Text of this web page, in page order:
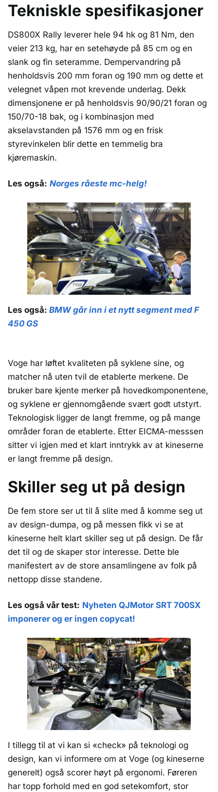
Tekniskle spesifikasjoner
DS800X Rally leverer hele 94 hk og 81 Nm, den
veier 213 kg, har en setehøyde på 85 cm og en
slank og fin seteramme. Dempervandring på
henholdsvis 200 mm foran og 190 mm og dette et
velegnet våpen mot krevende underlag. Dekk
dimensjonene er på henholdsvis 90/90/21 foran og
150/70-18 bak, og i kombinasjon med
akselavstanden på 1576 mm og en frisk
styrevinkelen blir dette en temmelig bra
kjøremaskin.
Les også: Norges råeste mc-helg!
Les også: BMW går inn i et nytt segment med F
450 GS
Voge har løftet kvaliteten på syklene sine, og
matcher nå uten tvil de etablerte merkene. De
bruker bare kjente merker på hovedkomponentene,
og syklene er gjennomgående svært godt utstyrt.
Teknologisk ligger de langt fremme, og på mange
områder foran de etablerte. Etter EICMA-messsen
sitter vi igjen med et klart inntrykk av at kineserne
er langt fremme på design.
Skiller seg ut på design
De fem store ser ut til å slite med å komme seg ut
av design-dumpa, og på messen fikk vi se at
kineserne helt klart skiller seg ut på design. De får
det til og de skaper stor interesse. Dette ble
manifestert av de store ansamlingene av folk på
nettopp disse standene.
Les også vår test: Nyheten QJMotor SRT 700SX
imponerer og er ingen copycat!
I tillegg til at vi kan si «check» på teknologi og
design, kan vi informere om at Voge (og kineserne
generelt) også scorer høyt på ergonomi. Føreren
har topp forhold med en god setekomfort, stor